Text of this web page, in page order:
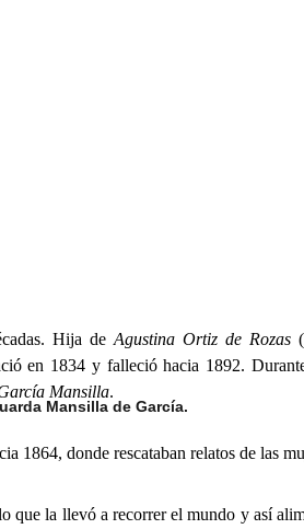
Hija deAgustina Ortiz de Rozas
en 1834 y falleció hacia 1892.
Mansilla.
1864, donde rescataban relatos de las
que la llevó a recorrer el mundo y así
Mansilla de García.